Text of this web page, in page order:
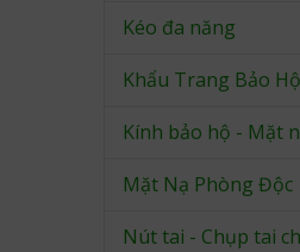
Kéo đa năng
Khẩu Trang Bảo Hộ
Kính bảo hộ - Mặt
Mặt Nạ Phòng Độc
Nút tai - Chụp tai